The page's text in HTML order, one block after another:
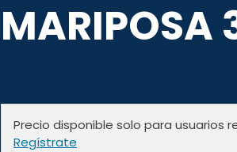
MARIPOSA
Precio disponible solo para usuarios
Regístrate